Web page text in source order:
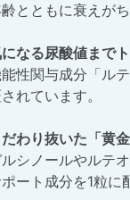
とともに衰えが
なる尿酸値まで
性関与成分「ル
れています。
わり抜いた「黄
シノールやルテ
ート成分を1粒に